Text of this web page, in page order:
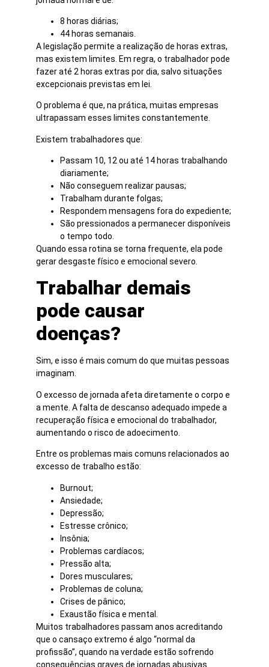
8 horas diárias;
44 horas semanais.
A legislação permite a realização de horas extras,
mas existem limites. Em regra, o trabalhador pode
fazer até 2 horas extras por dia, salvo situações
excepcionais previstas em lei.
O problema é que, na prática, muitas empresas
ultrapassam esses limites constantemente.
Existem trabalhadores que:
Passam 10, 12 ou até 14 horas trabalhando
diariamente;
Não conseguem realizar pausas;
Trabalham durante folgas;
Respondem mensagens fora do expediente;
São pressionados a permanecer disponíveis
o tempo todo.
Quando essa rotina se torna frequente, ela pode
gerar desgaste físico e emocional severo.
Trabalhar demais
pode causar
doenças?
Sim, e isso é mais comum do que muitas pessoas
imaginam.
O excesso de jornada afeta diretamente o corpo e
a mente. A falta de descanso adequado impede a
recuperação física e emocional do trabalhador,
aumentando o risco de adoecimento.
Entre os problemas mais comuns relacionados ao
excesso de trabalho estão:
Burnout;
Ansiedade;
Depressão;
Estresse crônico;
Insônia;
Problemas cardíacos;
Pressão alta;
Dores musculares;
Problemas de coluna;
Crises de pânico;
Exaustão física e mental.
Muitos trabalhadores passam anos acreditando
que o cansaço extremo é algo “normal da
profissão”, quando na verdade estão sofrendo
consequências graves de jornadas abusivas.